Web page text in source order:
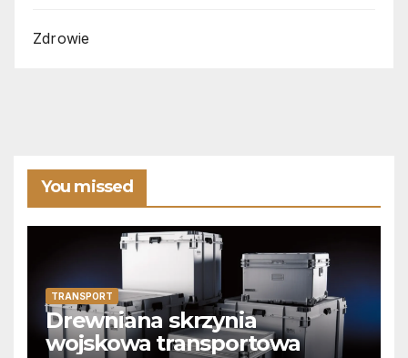
Zdrowie
You missed
TRANSPORT
Drewniana skrzynia
wojskowa transportowa